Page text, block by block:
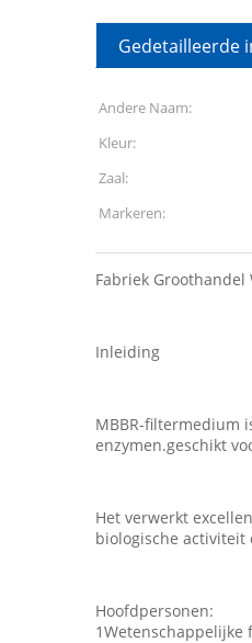
Gedetailleerde
Andere Naam:
Kleur:
Zaal:
Markeren:
Fabriek
Inleiding
MBBR-filtermedium
enzymen.geschikt
Het verwerkt
biologische activiteit
Hoofdpersonen:
1Wetenschappelijke